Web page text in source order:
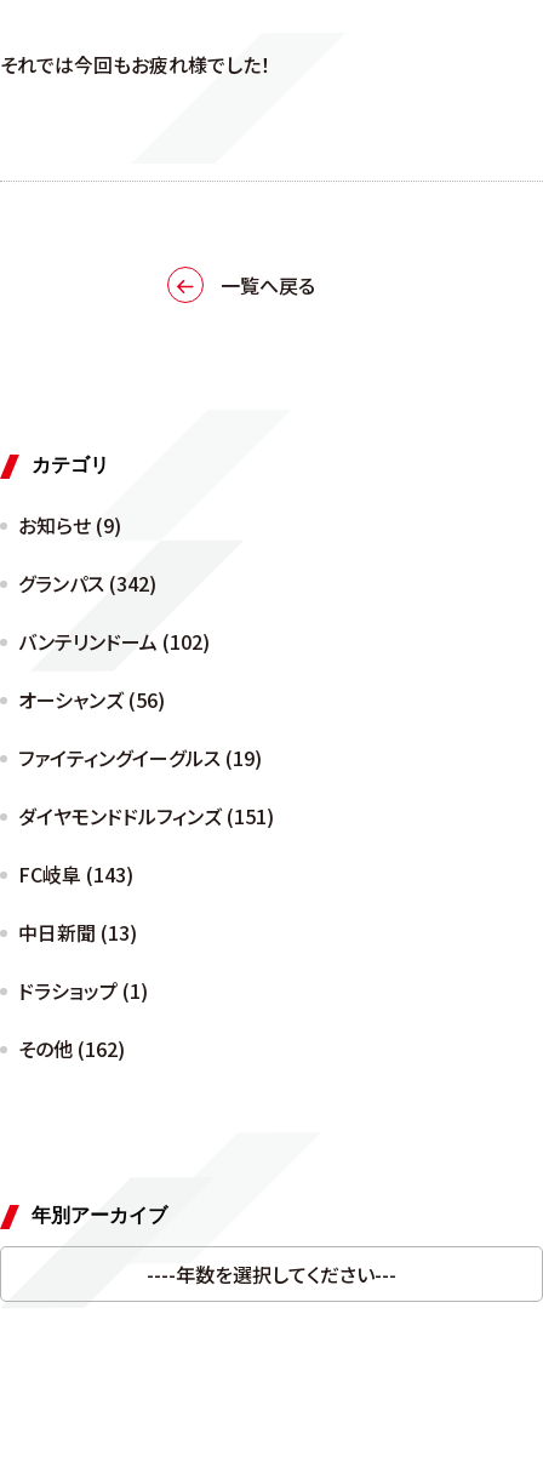
それでは今回もお疲れ様でした！
一覧へ戻る
カテゴリ
お知らせ (9)
グランパス (342)
バンテリンドーム (102)
オーシャンズ (56)
ファイティングイーグルス (19)
ダイヤモンドドルフィンズ (151)
FC岐阜 (143)
中日新聞 (13)
ドラショップ (1)
その他 (162)
年別アーカイブ